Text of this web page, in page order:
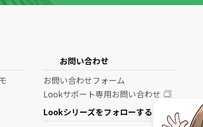
お問い合わせ
お問い合わせフォーム
Lookサポート専用お問い合わせ
Lookシリーズをフォローする